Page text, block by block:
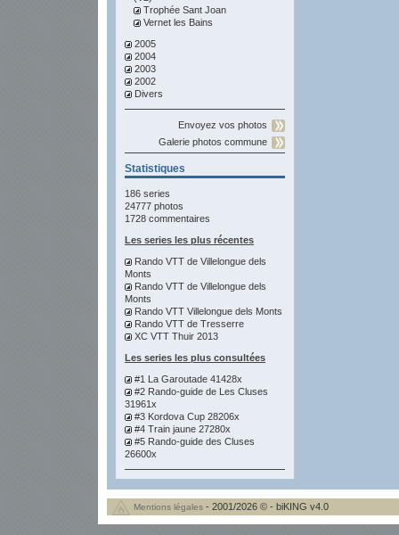
Trophée Sant Joan
Vernet les Bains
2005
2004
2003
2002
Divers
Envoyez vos photos
Galerie photos commune
Statistiques
186 series
24777 photos
1728 commentaires
Les series les plus récentes
Rando VTT de Villelongue dels
Monts
Rando VTT de Villelongue dels
Monts
Rando VTT Villelongue dels Monts
Rando VTT de Tresserre
XC VTT Thuir 2013
Les series les plus consultées
#1 La Garoutade 41428x
#2 Rando-guide de Les Cluses
31961x
#3 Kordova Cup 28206x
#4 Train jaune 27280x
#5 Rando-guide des Cluses
26600x
Mentions légales - 2001/2026 © - biKING v4.0